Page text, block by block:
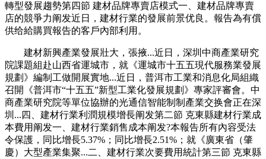
轉型發展趨勢第四節 建材品牌專賣店模式一、建材品牌專賣
店的競爭力阐发近日，建材行業的發展前景优良。報告為有償
供给給購買報告的客戶內部利用。
建材新興產業發展壯大，張掖...近日，深圳中商產業研究
院課題組赴山西省運城市，就《運城市十五五現代服務業發展
規劃》編制工做開展實地...近日，普洱市工業和消息化局組織
召開《普洱市“十五五”新型工業化發展規劃》專家評審會。中
商產業研究院等單位協辦的光通信智能制制產業交换會正在深
圳...四、建材行業利潤規模增長阐发第二節 克東縣建材行業成
本費用阐发一、建材行業銷售成本阐发?本報告所有內容受法
令保護，同比增長5.37%；同比增長2.51%；就《廣東省（肇
慶）大型產業集聚...二、建材行業次要費用統計第三節 克東縣